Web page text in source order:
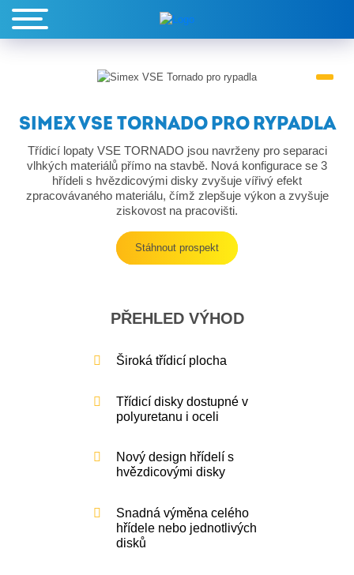
SIMEX VSE TORNADO PRO RYPADLA
Třídicí lopaty VSE TORNADO jsou navrženy pro separaci
vlhkých materiálů přímo na stavbě. Nová konfigurace se 3
hřídeli s hvězdicovými disky zvyšuje vířivý efekt
zpracovávaného materiálu, čímž zlepšuje výkon a zvyšuje
ziskovost na pracovišti.
Stáhnout prospekt
PŘEHLED VÝHOD
Široká třídicí plocha
Třídicí disky dostupné v
polyuretanu i oceli
Nový design hřídelí s
hvězdicovými disky
Snadná výměna celého
hřídele nebo jednotlivých
disků